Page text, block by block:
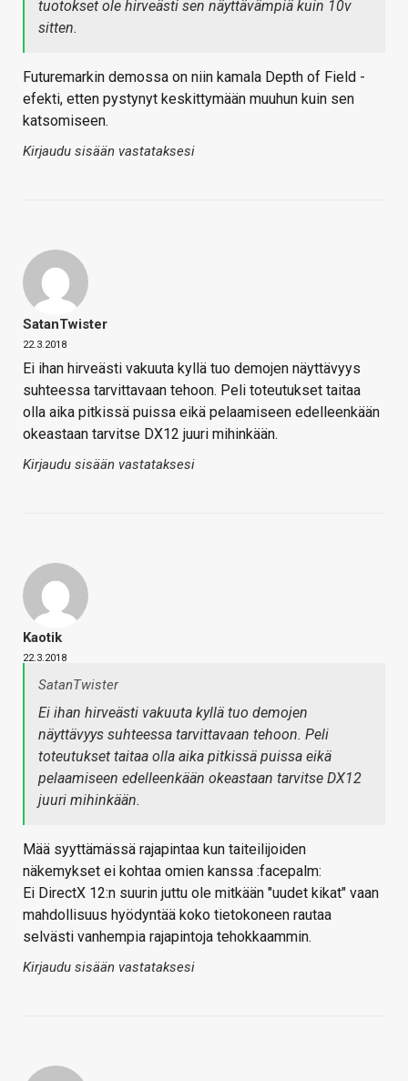
tuotokset ole hirveästi sen näyttävämpiä kuin 10v
sitten.
Futuremarkin demossa on niin kamala Depth of Field -
efekti, etten pystynyt keskittymään muuhun kuin sen
katsomiseen.
Kirjaudu sisään vastataksesi
SatanTwister
22.3.2018
Ei ihan hirveästi vakuuta kyllä tuo demojen näyttävyys
suhteessa tarvittavaan tehoon. Peli toteutukset taitaa
olla aika pitkissä puissa eikä pelaamiseen edelleenkään
okeastaan tarvitse DX12 juuri mihinkään.
Kirjaudu sisään vastataksesi
Kaotik
22.3.2018
SatanTwister
Ei ihan hirveästi vakuuta kyllä tuo demojen
näyttävyys suhteessa tarvittavaan tehoon. Peli
toteutukset taitaa olla aika pitkissä puissa eikä
pelaamiseen edelleenkään okeastaan tarvitse DX12
juuri mihinkään.
Mää syyttämässä rajapintaa kun taiteilijoiden
näkemykset ei kohtaa omien kanssa :facepalm:
Ei DirectX 12:n suurin juttu ole mitkään "uudet kikat" vaan
mahdollisuus hyödyntää koko tietokoneen rautaa
selvästi vanhempia rajapintoja tehokkaammin.
Kirjaudu sisään vastataksesi